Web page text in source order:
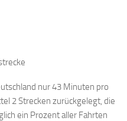
nur 43 Minuten pro
2 Strecken zurückgelegt, die
ein Prozent aller Fahrten